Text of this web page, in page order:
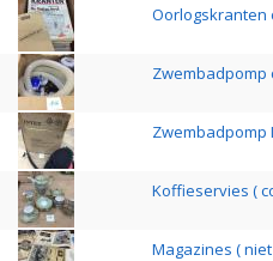
Oorlogskranten
Zwembadpomp
Zwembadpomp
Koffieservies (
Magazines (